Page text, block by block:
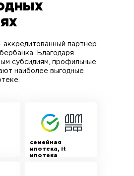
аккредитованный партнер
Благодаря
субсидиям, профильные
наиболее выгодные
семейная
ипотека, it
ипотека